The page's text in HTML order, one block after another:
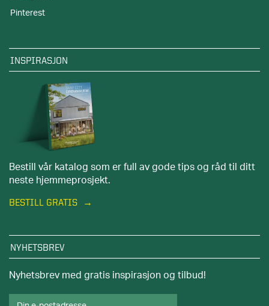
Pinterest
INSPIRASJON
Bestill vår katalog som er full av gode tips og råd til ditt
neste hjemmeprosjekt.
BESTILL GRATIS
NYHETSBREV
Nyhetsbrev med gratis inspirasjon og tilbud!